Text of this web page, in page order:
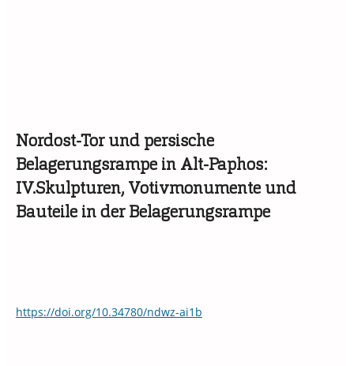
Nordost-Tor und persische
Belagerungsrampe in Alt-Paphos:
IV.Skulpturen, Votivmonumente und
Bauteile in der Belagerungsrampe
https://doi.org/10.34780/ndwz-ai1b